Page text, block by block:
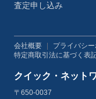
査定申し込み
会社概要 プライバシ
特定商取引法に基づく表
クイック・ネット
〒650-0037